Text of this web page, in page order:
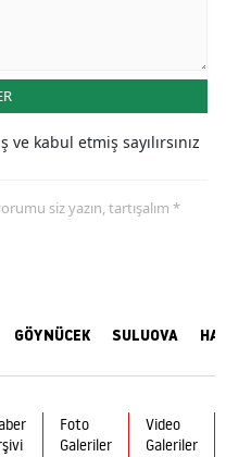
ve kabul etmiş sayılırsınız
siz yazın, tartışalım *
GÖYNÜCEK SULUOVA
Foto
Galeriler
Video
Galeriler